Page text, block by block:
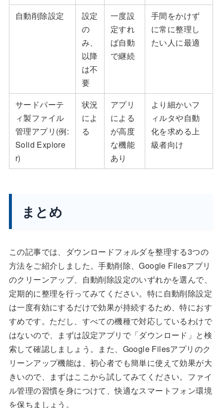
自動削除設定
設定
の
み、
以降
は不
要
一度設
定すれ
ば自動
で継続
手間をかけず
に常に整理し
たい人に最適
サードパーテ
ィ製ファイル
管理アプリ(例:
Solid Explore
r)
状況
によ
る
アプリ
による
が高度
な機能
あり
より細かいフ
ィルタや自動
化を求める上
級者向け
まとめ
この記事では、ダウンロードフォルダを整理する3つの
方法をご紹介しました。手動削除、Google Filesアプリ
のクリーンアップ、自動削除設定のいずれかを選んで、
定期的に整理を行ってみてください。特に自動削除設定
は一度有効にするだけで効果が持続するため、特におす
すめです。ただし、すべての機種で対応しているわけで
はないので、まずは設定アプリで「ダウンロード」と検
索して確認しましょう。また、Google Filesアプリのク
リーンアップ機能は、初心者でも簡単に使えて効果が大
きいので、まずはここから試してみてください。ファイ
ル管理の習慣を身につけて、快適なスマートフォン環境
を保ちましょう。